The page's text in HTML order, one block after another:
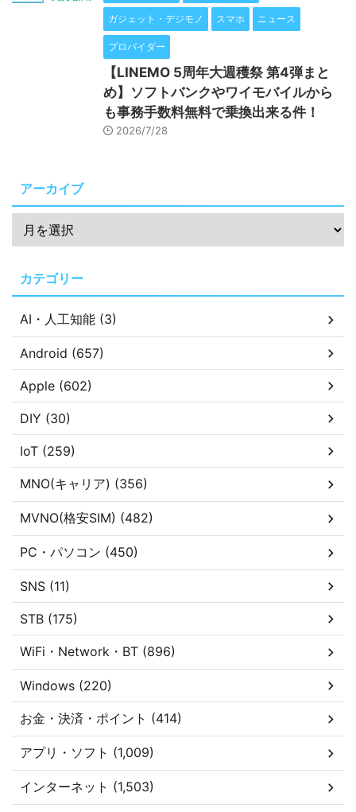
ガジェット・デジモノ スマホ ニュース
プロバイダー
【LINEMO 5周年大週穫祭 第4弾まと
め】ソフトバンクやワイモバイルから
も事務手数料無料で乗換出来る件！
2026/7/28
アーカイブ
カテゴリー
AI・人工知能 (3)
Android (657)
Apple (602)
DIY (30)
IoT (259)
MNO(キャリア) (356)
MVNO(格安SIM) (482)
PC・パソコン (450)
SNS (11)
STB (175)
WiFi・Network・BT (896)
Windows (220)
お金・決済・ポイント (414)
アプリ・ソフト (1,009)
インターネット (1,503)